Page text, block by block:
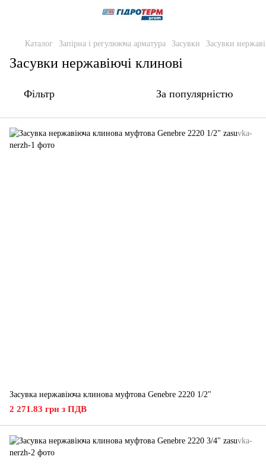
Каталог Запірна і регулююча арматура Засувки Засувки
Засувки нержавіючі клинові
Фільтр За популярністю
Засувка нержавіюча клинова муфтова Genebre 2220 1/2"
2 271.83 грн з ПДВ